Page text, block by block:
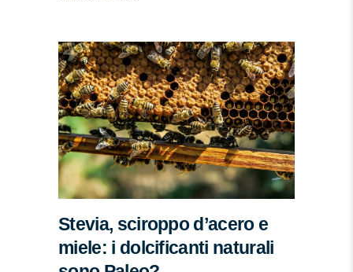
Stevia, sciroppo d’acero e
miele: i dolcificanti naturali